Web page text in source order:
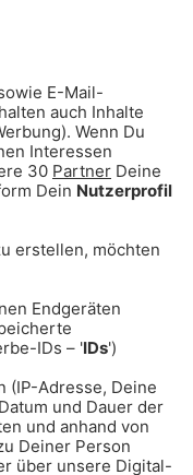
werden!
Mike Thiel
Club hat sich
zu
gemeinsame